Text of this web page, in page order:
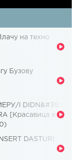
на техно
Бузову
I DIDN&#39;T
[Красавица и
DASTURI